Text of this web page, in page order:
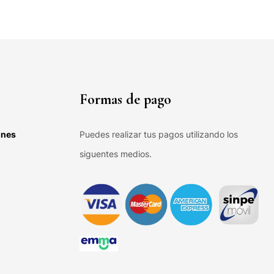
Formas de pago
Puedes realizar tus pagos utilizando los
siguentes medios.